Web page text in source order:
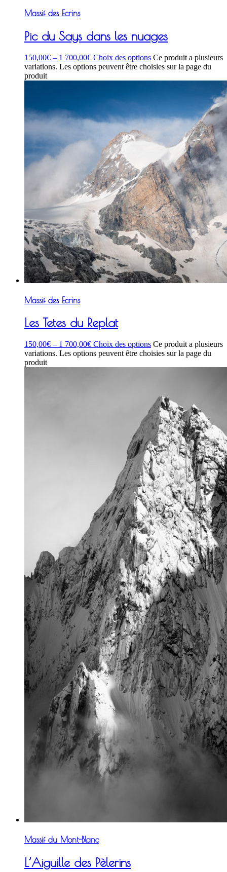
Massif des Ecrins
Pic du Says dans les nuages
150,00€ – 1 700,00€ Choix des options Ce produit a plusieurs
variations. Les options peuvent être choisies sur la page du
produit
Massif des Ecrins
Les Tetes du Replat
150,00€ – 1 700,00€ Choix des options Ce produit a plusieurs
variations. Les options peuvent être choisies sur la page du
produit
Massif du Mont-Blanc
L’Aiguille des Pèlerins